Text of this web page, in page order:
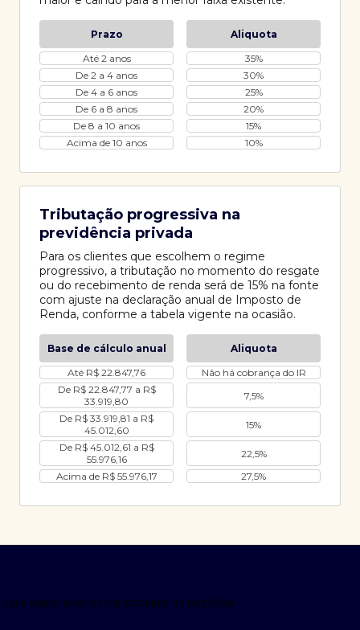
Prazo
Aliquota
Até 2 anos
35%
De 2 a 4 anos
30%
De 4 a 6 anos
25%
De 6 a 8 anos
20%
De 8 a 10 anos
15%
Acima de 10 anos
10%
Tributação progressiva na
previdência privada
Para os clientes que escolhem o regime
progressivo, a tributação no momento do resgate
ou do recebimento de renda será de 15% na fonte
com ajuste na declaração anual de Imposto de
Renda, conforme a tabela vigente na ocasião.
Base de cálculo anual
Aliquota
Até R$ 22.847,76
Não há cobrança do IR
De R$ 22.847,77 a R$
33.919,80
7,5%
De R$ 33.919,81 a R$
45.012,60
15%
De R$ 45.012,61 a R$
55.976,16
22,5%
Acima de R$ 55.976,17
27,5%